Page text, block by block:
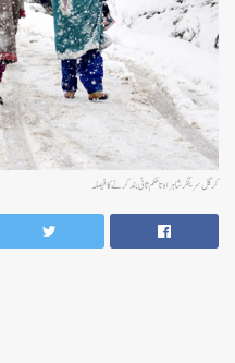
کرگل سرینگر شاہراہ تاحکم ثانی بند کرنے کافیصلہ